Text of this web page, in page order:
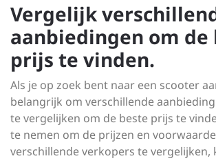
Vergelijk
aanbiedingen om de
prijs te vinden.
Als je op zoek bent naar een scooter
belangrijk om verschillende
te vergelijken om de beste prijs te
te nemen om de prijzen en
verschillende verkopers te vergelijken,